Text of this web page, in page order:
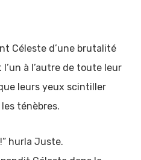
Céleste d’une brutalité
l’un à l’autre de toute leur
leurs yeux scintiller
ténèbres.
hurla Juste.